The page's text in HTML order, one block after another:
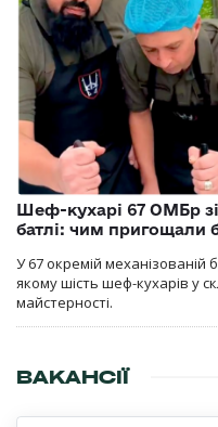
Шеф-кухарі 67 ОМБр
батлі: чим пригощали
У 67 окремій механізованій
якому шість шеф-кухарів у
майстерності.
ВАКАНСІЇ